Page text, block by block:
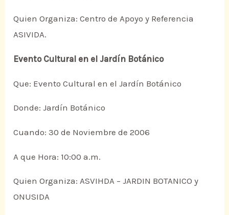
Quien Organiza: Centro de Apoyo y Referencia
ASIVIDA.
Evento Cultural en el Jardín Botánico
Que: Evento Cultural en el Jardín Botánico
Donde: Jardín Botánico
Cuando: 30 de Noviembre de 2006
A que Hora: 10:00 a.m.
Quien Organiza: ASVIHDA – JARDIN BOTANICO y
ONUSIDA